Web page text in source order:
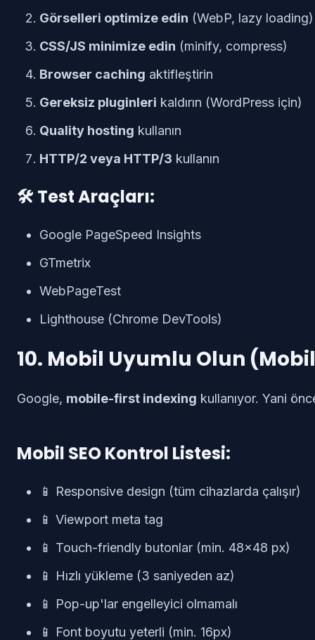
Görselleri optimize edin (WebP, lazy loading)
CSS/JS minimize edin (minify, compress)
Browser caching aktifleştirin
Gereksiz pluginleri kaldırın (WordPress için)
Quality hosting kullanın
HTTP/2 veya HTTP/3 kullanın
🛠️ Test Araçları:
Google PageSpeed Insights
GTmetrix
WebPageTest
Lighthouse (Chrome DevTools)
10. Mobil Uyumlu Olun
Google, mobile-first indexing kullanıyor. Yani
Mobil SEO Kontrol Listesi:
📱 Responsive design (tüm cihazlarda çalışır)
📱 Viewport meta tag
📱 Touch-friendly butonlar (min. 48x48 px)
📱 Hızlı yükleme (3 saniyeden az)
📱 Pop-up'lar engelleyici olmamalı
📱 Font boyutu yeterli (min. 16px)